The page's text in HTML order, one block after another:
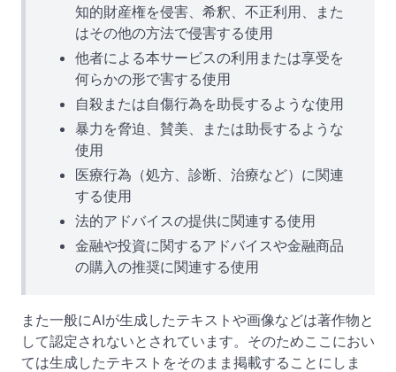
知的財産権を侵害、希釈、不正利用、また
はその他の方法で侵害する使用
他者による本サービスの利用または享受を
何らかの形で害する使用
自殺または自傷行為を助長するような使用
暴力を脅迫、賛美、または助長するような
使用
医療行為（処方、診断、治療など）に関連
する使用
法的アドバイスの提供に関連する使用
金融や投資に関するアドバイスや金融商品
の購入の推奨に関連する使用
また一般にAIが生成したテキストや画像などは著作物と
して認定されないとされています。そのためここにおい
ては生成したテキストをそのまま掲載することにしま